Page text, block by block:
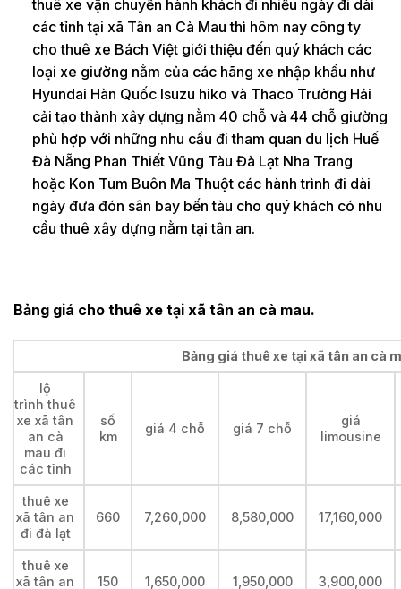
thuê xe vận chuyển hành khách đi nhiều ngày đi dài
các tỉnh tại xã Tân an Cà Mau thì hôm nay công ty
cho thuê xe Bách Việt giới thiệu đến quý khách các
loại xe giường nằm của các hãng xe nhập khẩu như
Hyundai Hàn Quốc Isuzu hiko và Thaco Trường Hải
cải tạo thành xây dựng nằm 40 chỗ và 44 chỗ giường
phù hợp với những nhu cầu đi tham quan du lịch Huế
Đà Nẵng Phan Thiết Vũng Tàu Đà Lạt Nha Trang
hoặc Kon Tum Buôn Ma Thuột các hành trình đi dài
ngày đưa đón sân bay bến tàu cho quý khách có nhu
cầu thuê xây dựng nằm tại tân an.
Bảng giá cho thuê xe tại xã tân an cà mau.
Bảng giá thuê xe tại xã tân an cà
lộ
trình thuê
xe xã tân
an cà
mau đi
các tỉnh
số
km
giá 4 chỗ giá 7 chỗ
giá
limousine
thuê xe
xã tân an
đi đà lạt
660 7,260,000 8,580,000 17,160,000
thuê xe
xã tân an
150 1,650,000 1,950,000 3,900,000